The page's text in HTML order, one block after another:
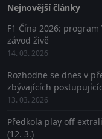
Nejnovější články
F1 Čína 2026:
závod živě
14. 03. 2026
Rozhodne se dnes v
zbývajících
13. 03. 2026
Předkola play off
(12. 3.)